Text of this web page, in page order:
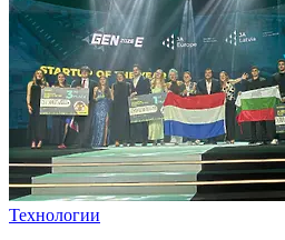
Технологии